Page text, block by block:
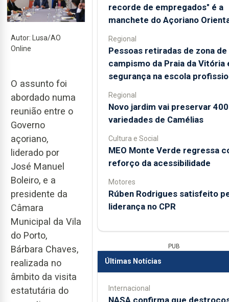
Autor: Lusa/AO
Online
O assunto foi
abordado numa
reunião entre o
Governo
açoriano,
liderado por
José Manuel
Boleiro, e a
presidente da
Câmara
Municipal da Vila
do Porto,
Bárbara Chaves,
realizada no
âmbito da visita
estatutária do
recorde de empregados" é a
manchete do Açoriano
Regional
Pessoas retiradas de zona de
campismo da Praia da Vitória
segurança na escola
Regional
Novo jardim vai preservar 400
variedades de Camélias
Cultura e Social
MEO Monte Verde regressa
reforço da acessibilidade
Motores
Rúben Rodrigues satisfeito
liderança no CPR
PUB
Últimas Notícias
Internacional
NASA confirma que